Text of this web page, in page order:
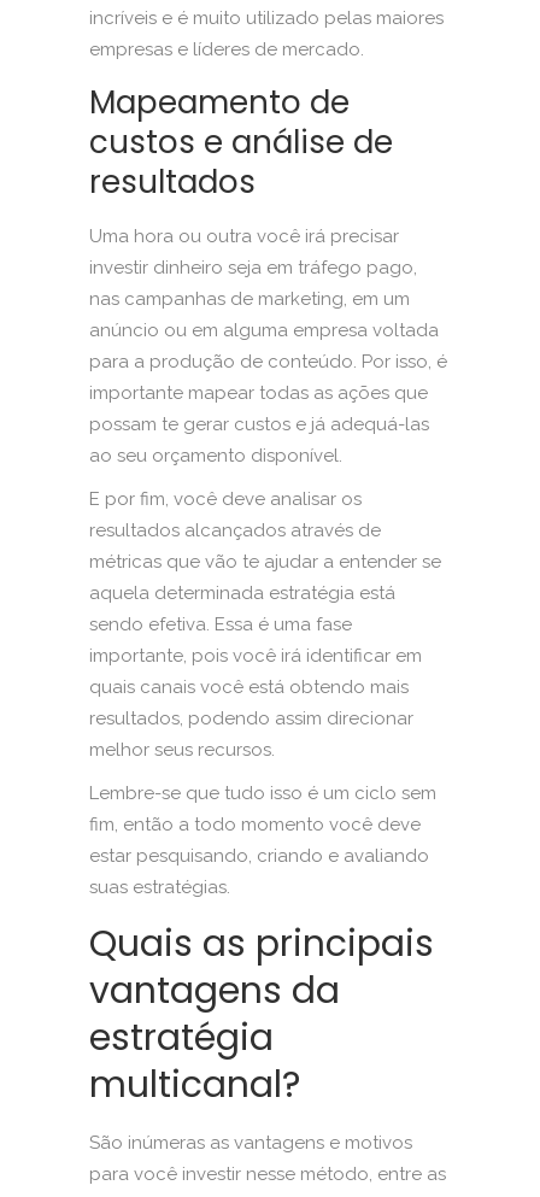
incríveis e é muito utilizado pelas maiores
empresas e líderes de mercado.
Mapeamento de
custos e análise de
resultados
Uma hora ou outra você irá precisar
investir dinheiro seja em tráfego pago,
nas campanhas de marketing, em um
anúncio ou em alguma empresa voltada
para a produção de conteúdo. Por isso, é
importante mapear todas as ações que
possam te gerar custos e já adequá-las
ao seu orçamento disponível.
E por fim, você deve analisar os
resultados alcançados através de
métricas que vão te ajudar a entender se
aquela determinada estratégia está
sendo efetiva. Essa é uma fase
importante, pois você irá identificar em
quais canais você está obtendo mais
resultados, podendo assim direcionar
melhor seus recursos.
Lembre-se que tudo isso é um ciclo sem
fim, então a todo momento você deve
estar pesquisando, criando e avaliando
suas estratégias.
Quais as principais
vantagens da
estratégia
multicanal?
São inúmeras as vantagens e motivos
para você investir nesse método, entre as